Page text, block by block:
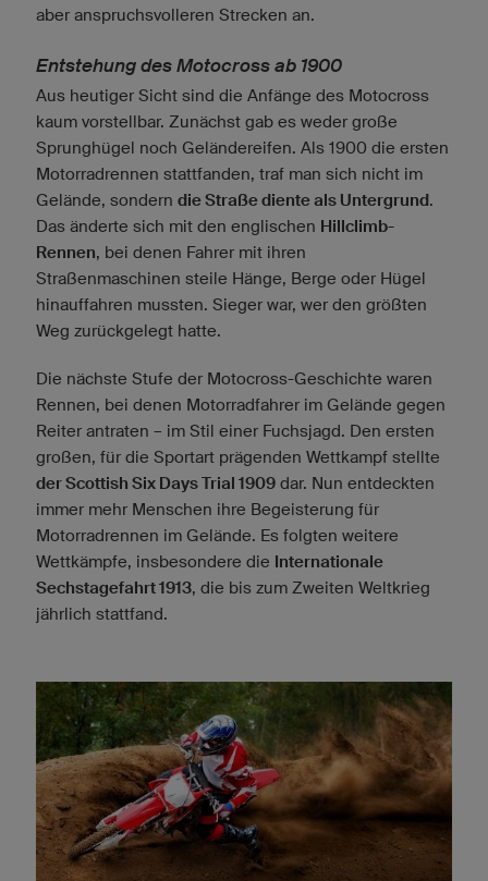
aber anspruchsvolleren Strecken an.
Entstehung des Motocross ab 1900
Aus heutiger Sicht sind die Anfänge des Motocross
kaum vorstellbar. Zunächst gab es weder große
Sprunghügel noch Geländereifen. Als 1900 die ersten
Motorradrennen stattfanden, traf man sich nicht im
Gelände, sondern die Straße diente als Untergrund.
Das änderte sich mit den englischen Hillclimb-
Rennen, bei denen Fahrer mit ihren
Straßenmaschinen steile Hänge, Berge oder Hügel
hinauffahren mussten. Sieger war, wer den größten
Weg zurückgelegt hatte.
Die nächste Stufe der Motocross-Geschichte waren
Rennen, bei denen Motorradfahrer im Gelände gegen
Reiter antraten – im Stil einer Fuchsjagd. Den ersten
großen, für die Sportart prägenden Wettkampf stellte
der Scottish Six Days Trial 1909 dar. Nun entdeckten
immer mehr Menschen ihre Begeisterung für
Motorradrennen im Gelände. Es folgten weitere
Wettkämpfe, insbesondere die Internationale
Sechstagefahrt 1913, die bis zum Zweiten Weltkrieg
jährlich stattfand.